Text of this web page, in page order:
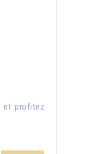
et profitez